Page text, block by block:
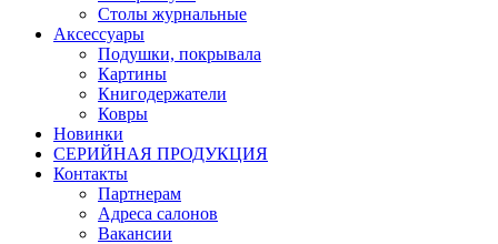
Столы журнальные
Аксессуары
Подушки, покрывала
Картины
Книгодержатели
Ковры
Новинки
СЕРИЙНАЯ ПРОДУКЦИЯ
Контакты
Партнерам
Адреса салонов
Вакансии